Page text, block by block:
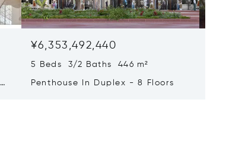
¥6,353,492,440
5 Beds 3/2 Baths 446 m²
Penthouse In Duplex - 8 Floors